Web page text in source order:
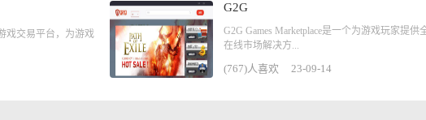
戏交易平台，为游戏
G2G
G2G Games Marketplace是一个为游戏玩家提供
在线市场解决方...
(767)人喜欢 23-09-14